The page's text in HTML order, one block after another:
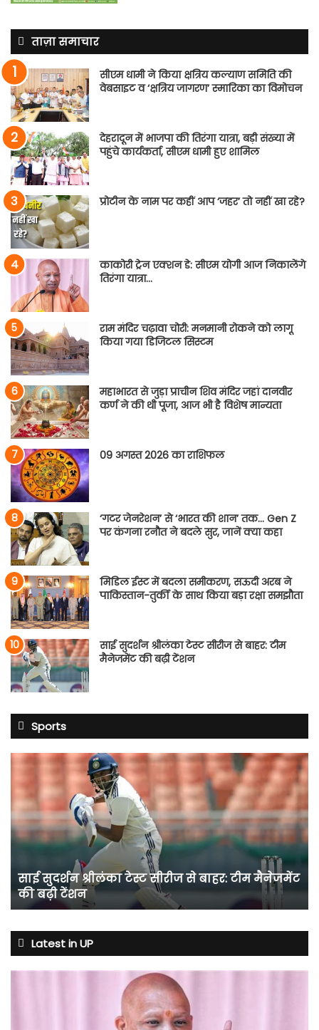
ताज़ा समाचार
सीएम धामी ने किया क्षत्रिय कल्याण समिति की
वेबसाइट व ‘क्षत्रिय जागरण’ स्मारिका का विमोचन
देहरादून में भाजपा की तिरंगा यात्रा, बड़ी संख्या में
पहुंचे कार्यकर्ता, सीएम धामी हुए शामिल
प्रोटीन के नाम पर कहीं आप ‘जहर’ तो नहीं खा रहे?
काकोरी ट्रेन एक्शन डे: सीएम योगी आज निकालेंगे
तिरंगा यात्रा…
राम मंदिर चढ़ावा चोरी: मनमानी रोकने को लागू
किया गया डिजिटल सिस्टम
महाभारत से जुड़ा प्राचीन शिव मंदिर जहां दानवीर
कर्ण ने की थी पूजा, आज भी है विशेष मान्यता
09 अगस्त 2026 का राशिफल
‘गटर जेनरेशन’ से ‘भारत की शान’ तक… Gen Z
पर कंगना रनौत ने बदले सुर, जानें क्या कहा
मिडिल ईस्ट में बदला समीकरण, सऊदी अरब ने
पाकिस्तान-तुर्की के साथ किया बड़ा रक्षा समझौता
साई सुदर्शन श्रीलंका टेस्ट सीरीज से बाहर: टीम
मैनेजमेंट की बढ़ी टेंशन
Sports
साई
श्रीलंका
सीरीज
से
मैनेजमेंट
की
बढ़ी
साई सुदर्शन श्रीलंका टेस्ट सीरीज से बाहर: टीम मैनेजमेंट
की बढ़ी टेंशन
Latest in UP